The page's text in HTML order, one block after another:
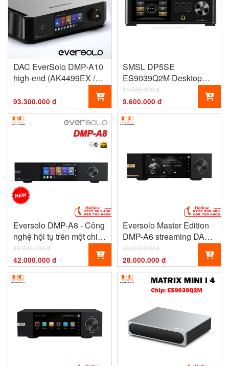
DAC EverSolo DMP-A10
high-end (AK4499EX /
93.300.000 đ
SMSL DP5SE
ES9039Q2M Desktop
Music Player
11.520.000 đ
9.600.000 đ
Eversolo DMP-A8 - Công
nghệ hội tụ trên một chiếc
đầu giải mã Cao Cấp
48.900.000 đ
42.000.000 đ
Eversolo Master Edition
DMP-A6 streaming DAC
and Pre-amp | Phiên bản
cao cấp
30.500.000 đ
28.000.000 đ